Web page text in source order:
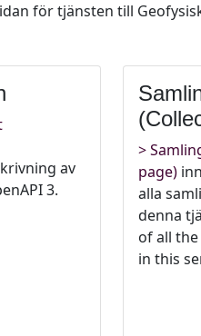
för tjänsten till
av
3.
page)
alla
denna
of all
in this